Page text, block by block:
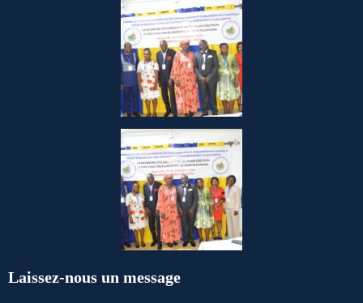
Laissez-nous un message